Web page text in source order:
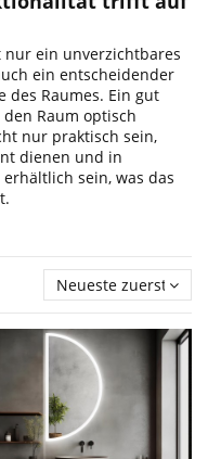
nur ein unverzichtbares
ein entscheidender
des Raumes. Ein gut
Raum optisch
nur praktisch sein,
dienen und in
sein, was das
Neueste zuerst